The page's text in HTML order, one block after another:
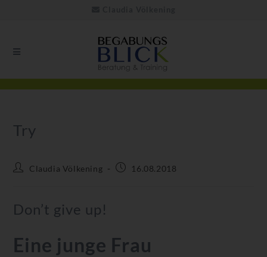
Try
Claudia Völkening 16.08.2018
Don’t give up!
Eine junge Frau